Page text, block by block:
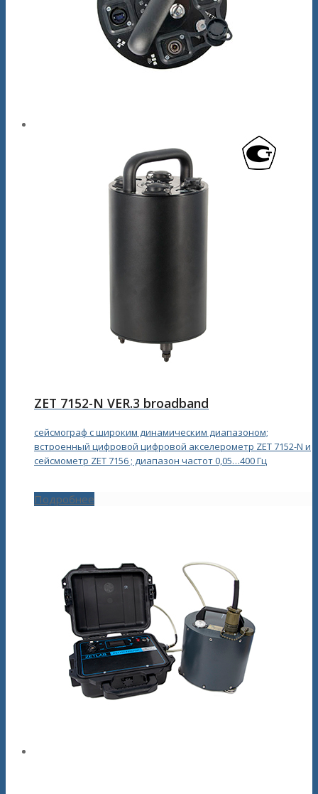
ZET 7152-N VER.3 broadband
сейсмограф с широким динамическим диапазоном;
встроенный цифровой цифровой акселерометр ZET 7152-N и
сейсмометр ZET 7156 ; диапазон частот 0,05…400 Гц
Подробнее